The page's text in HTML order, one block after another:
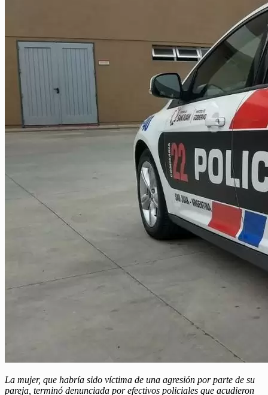
La mujer, que habría sido víctima de una agresión por parte de su
pareja, terminó denunciada por efectivos policiales que acudieron